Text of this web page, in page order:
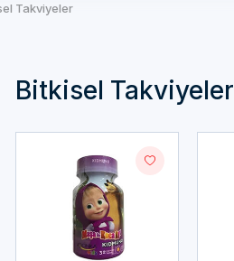
Takviyeler
Bitkisel Takviyeler